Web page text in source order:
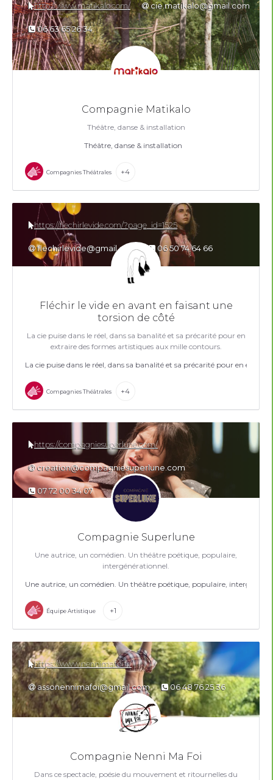
Compagnie Matikalo
Théâtre, danse & installation
Théâtre, danse & installation
http://www.matikalo.com/ cie.matikalo@gmail.com
06 63 65 26 34
Compagnies Théâtrales +4
Fléchir le vide en avant en faisant une
torsion de côté
La cie puise dans le réel, dans sa banalité et sa précarité pour en
extraire des formes artistiques aux mille contours.
La cie puise dans le réel, dans sa banalité et sa précarité pour en
https://flechirlevide.com/?page_id=1525
flechirlevide@gmail.com 06 50 74 64 66
Compagnies Théâtrales +4
Compagnie Superlune
Une autrice, un comédien. Un théâtre poétique, populaire,
intergénérationnel.
Une autrice, un comédien. Un théâtre poétique, populaire,
https://compagniesuperlune.com/
creation@compagniesuperlune.com
07 72 00 34 07
Équipe Artistique +1
Compagnie Nenni Ma Foi
Dans ce spectacle, poésie du mouvement et ritournelles du
https://www.nennimafoi.fr/
assonennimafoi@gmail.com 06 48 76 25 36